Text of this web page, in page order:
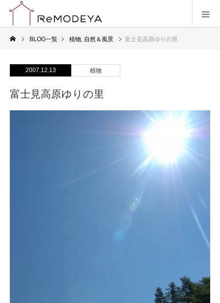
BLOG一覧 植物, 自然＆風景 富士見高原ゆりの里
2007.12.13 植物
富士見高原ゆりの里